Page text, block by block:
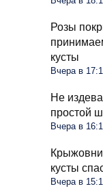
Розы
кусты
Вчера в
Не
простой
Вчера в
кусты
Вчера в